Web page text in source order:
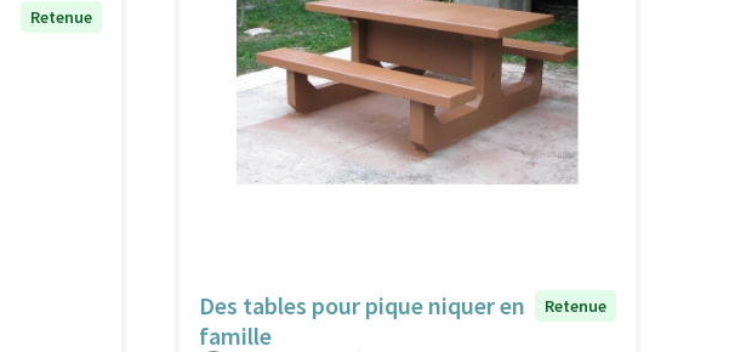
Retenue
Des tables pour pique niquer en
famille
Retenue